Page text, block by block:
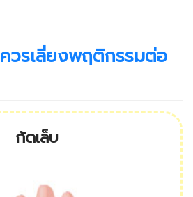
ควรเลี่ยงพฤติกรรมต่อ
กัดเล็บ